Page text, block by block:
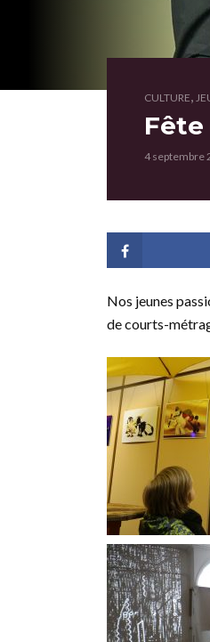
CULTURE,
4 septembre
Nos jeunes
de courts-